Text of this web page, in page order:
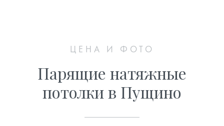
ЦЕНА И ФОТО
Парящие натяжные
потолки в Пущино